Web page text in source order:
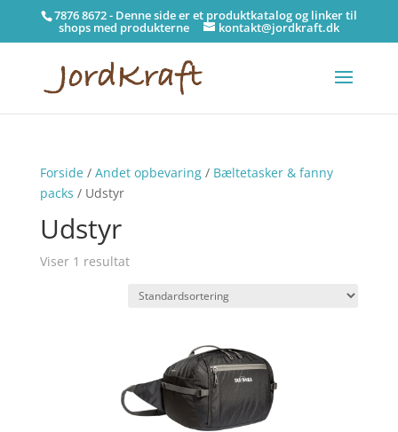
7876 8672 - Denne side er et produktkatalog og linker til
shops med produkterne kontakt@jordkraft.dk
Forside/ Andet opbevaring/ Bæltetasker & fanny
packs / Udstyr
Udstyr
Viser 1 resultat